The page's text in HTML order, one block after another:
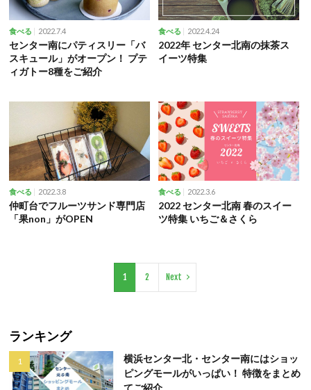
食べる 2022.7.4
センター南にパティスリー「バ
スキュール」がオープン！ プテ
ィガトー8種をご紹介
食べる 2022.4.24
2022年 センター北南の抹茶ス
イーツ特集
食べる 2022.3.8
仲町台でフルーツサンド専門店
「果non」がOPEN
食べる 2022.3.6
2022 センター北南 春のスイー
ツ特集 いちご＆さくら
1 2 Next
ランキング
横浜センター北・センター南にはショッ
ピングモールがいっぱい！ 特徴をまとめ
てご紹介